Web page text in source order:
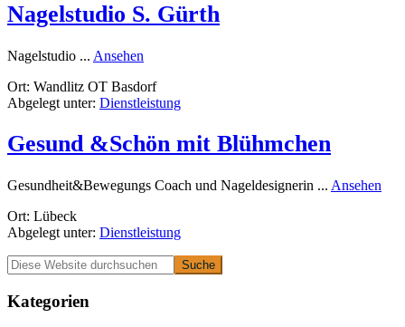
Nagelstudio S. Gürth
Nagelstudio ... Ansehen
S.
Gürth
Ort: Wandlitz OT Basdorf
Abgelegt unter: Dienstleistung
Gesund &Schön mit Blühmchen
Gesundheit&Bewegungs Coach und Nageldesignerin ... Ansehen
Ort: Lübeck
Abgelegt unter: Dienstleistung
Primäre
Seitenleiste
Diese
Website
durchsuchen
Kategorien